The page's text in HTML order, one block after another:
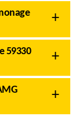
59330